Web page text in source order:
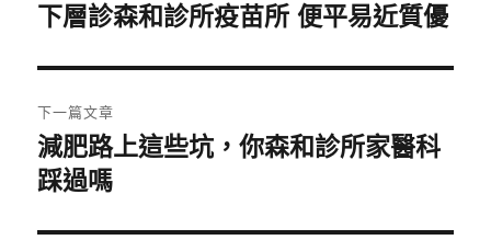
章
覽
上
篇
文
章:
下層診森和診所疫苗所 便平易近質優
下一篇文章
下
一
減肥路上這些坑，你森和診所家醫科
踩過嗎